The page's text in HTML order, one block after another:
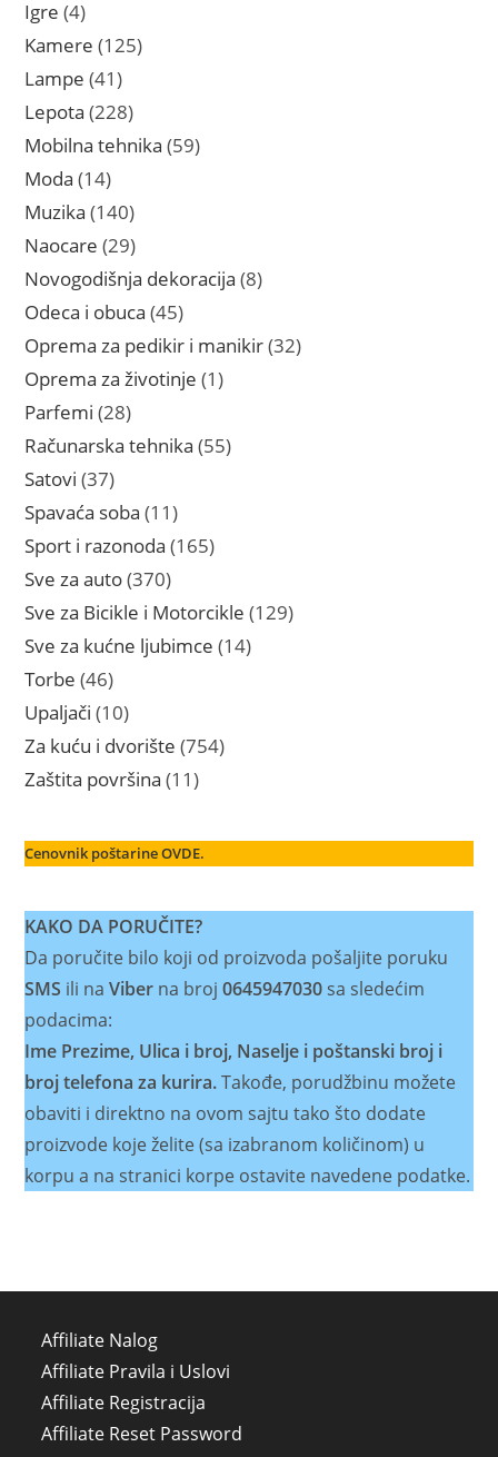
Igre 44
proizvoda
Kamere 125125
Lampe 4141
proizvod
Lepota 228228
proizvoda
Mobilna tehnika 5959
Moda 1414
proizvoda
Muzika 140140
proizvoda
Naocare 2929
proizvoda
Novogodišnja dekoracija 88
Odeca i obuca 4545
proizvoda
Oprema za pedikir i manikir 3232
Oprema za životinje 11
Parfemi 2828
proizvoda
Računarska tehnika 5555
Satovi 3737
proizvoda
Spavaća soba 1111
proizvoda
Sport i razonoda 165165
Sve za auto 370370
proizvoda
Sve za Bicikle i Motorcikle 129129
Sve za kućne ljubimce 1414
Torbe 4646
proizvoda
Upaljači 1010
proizvoda
Za kuću i dvorište 754754
Zaštita površina 1111
Cenovnik poštarine OVDE.
KAKO DA PORUČITE?
Da poručite bilo koji od proizvoda pošaljite poruku
SMS ili naViber na broj0645947030sa sledećim
podacima:
Ime Prezime, Ulica i broj, Naselje i poštanski broj i
broj telefona za kurira.Takođe, porudžbinu možete
obaviti i direktno na ovom sajtu tako što dodate
proizvode koje želite (sa izabranom količinom) u
korpu a na stranici korpe ostavite navedene podatke.
Affiliate Nalog
Affiliate Pravila i Uslovi
Affiliate Registracija
Affiliate Reset Password